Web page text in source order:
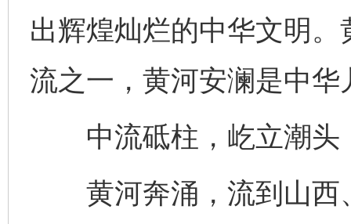
出辉煌灿烂的中华文明
流之一，黄河安澜是中
中流砥柱，屹立潮头
黄河奔涌，流到山西